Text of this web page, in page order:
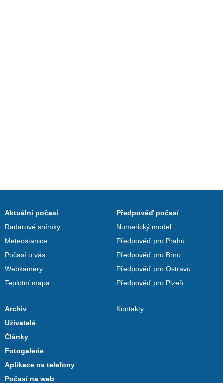
Aktuální počasí
Radarové snímky
Meteostanice
Počasí u vás
Webkamery
Teplotní mapa
Předpověď počasí
Numerický model
Předpověď pro Prahu
Předpověď pro Brno
Předpověď pro Ostravu
Předpověď pro Plzeň
Archiv
Uživatelé
Články
Fotogalerie
Aplikace na telefony
Počasí na web
Kontakty